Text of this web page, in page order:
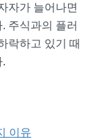
자가 늘어나면
주식과의 플러
락하고 있기 때
.
이유